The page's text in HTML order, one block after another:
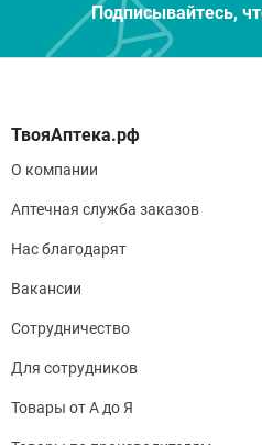
Подписывайтесь,
О компании
Аптечная служба заказов
Нас благодарят
Вакансии
Сотрудничество
Для сотрудников
Товары от А до Я